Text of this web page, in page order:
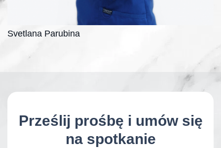
Svetlana Parubina
Prześlij prośbę i umów się
na spotkanie